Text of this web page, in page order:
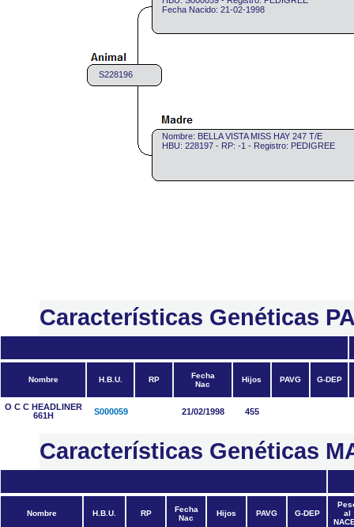
S228196
Fecha Nacido: 21-02-1998
Nombre: BELLA VISTA MISS HAY 247 T/E
HBU: 228197 - RP: -1 - Registro: PEDIGREE
Características Genéticas
Nombre H.B.U. RP
Fecha
Nac
Hijos PAVG G-DEP
O C C HEADLINER
661H
S000059 21/02/1998 455
Características Genéticas
Nombre H.B.U. RP
Fecha
Nac
Hijos PAVG G-DEP
al